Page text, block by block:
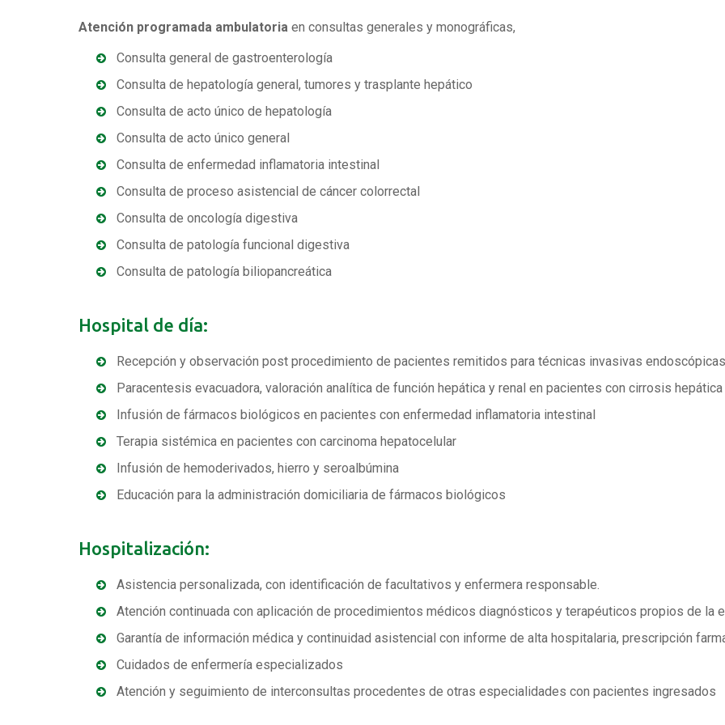
Atención programada ambulatoria en consultas generales y monográficas,
Consulta general de gastroenterología
Consulta de hepatología general, tumores y trasplante hepático
Consulta de acto único de hepatología
Consulta de acto único general
Consulta de enfermedad inflamatoria intestinal
Consulta de proceso asistencial de cáncer colorrectal
Consulta de oncología digestiva
Consulta de patología funcional digestiva
Consulta de patología biliopancreática
Hospital de día:
Recepción y observación post procedimiento de pacientes remitidos para técnicas invasivas
Paracentesis evacuadora, valoración analítica de función hepática y renal en pacientes con cirrosis
Infusión de fármacos biológicos en pacientes con enfermedad inflamatoria intestinal
Terapia sistémica en pacientes con carcinoma hepatocelular
Infusión de hemoderivados, hierro y seroalbúmina
Educación para la administración domiciliaria de fármacos biológicos
Hospitalización:
Asistencia personalizada, con identificación de facultativos y enfermera responsable.
Atención continuada con aplicación de procedimientos médicos diagnósticos y terapéuticos propios de la
Garantía de información médica y continuidad asistencial con informe de alta hospitalaria, prescripción
Cuidados de enfermería especializados
Atención y seguimiento de interconsultas procedentes de otras especialidades con pacientes ingresados